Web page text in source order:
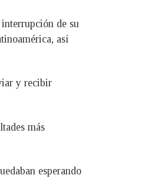
de su
así
y recibir
más
esperando